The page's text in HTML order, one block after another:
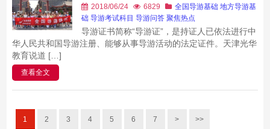
2018/06/24 6829 全国导游基础 地方导游基
础 导游考试科目 导游问答 聚焦热点
导游证书简称“导游证”，是持证人已依法进行中
华人民共和国导游注册、能够从事导游活动的法定证件。天津光华
教育说道 […]
查看全文
1 2 3 4 5 6 7 > >>